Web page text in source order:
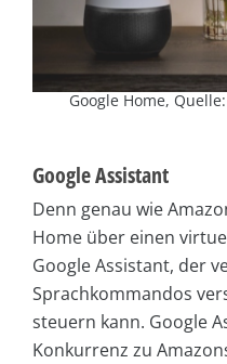
Google Home,
Google Assistant
Denn genau wie
Home über einen
Google Assistant, der
Sprachkommandos
steuern kann. Google
Konkurrenz zu